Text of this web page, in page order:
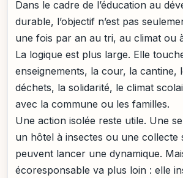
Dans le cadre de l’éducation au
durable, l’objectif n’est pas
une fois par an au tri, au climat ou
La logique est plus large. Elle
enseignements, la cour, la cantine,
déchets, la solidarité, le climat
avec la commune ou les familles.
Une action isolée reste utile. Une
un hôtel à insectes ou une collecte
peuvent lancer une dynamique.
écoresponsable va plus loin : elle